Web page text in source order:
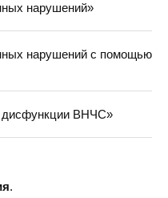
нарушений»
нарушений с помощью
дисфункции ВНЧС»
.